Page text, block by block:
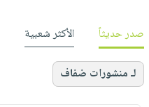
صدر حديثاً الأكثر شعبية
لـ منشورات ضفاف